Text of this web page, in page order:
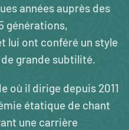
années auprès des
générations,
lui ont conféré un style
grande subtilité.
où il dirige depuis 2011
étatique de chant
une carrière